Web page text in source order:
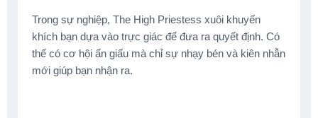
Trong sự nghiệp, The High Priestess xuôi khuyến
khích bạn dựa vào trực giác để đưa ra quyết định. Có
thể có cơ hội ẩn giấu mà chỉ sự nhạy bén và kiên nhẫn
mới giúp bạn nhận ra.